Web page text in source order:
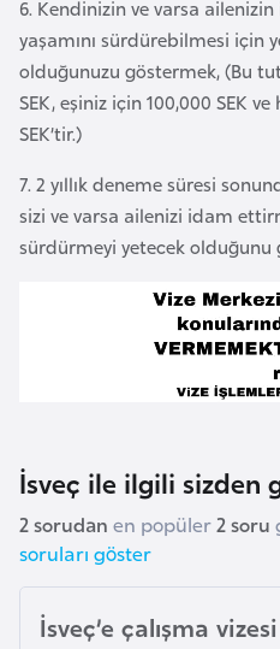
6. Kendinizin ve varsa
yaşamını sürdürebilmesi için
olduğunuzu göstermek, (Bu
SEK, eşiniz için 100,000 SEK
SEK’tir.)
7. 2 yıllık deneme süresi
sizi ve varsa ailenizi idam
sürdürmeyi yetecek olduğunu
İsveç ile ilgili sizden
2 sorudan en popüler2 soru
soruları göster
İsveç’e çalışma vizesi
i
n
B
o
s
n
B
u
l
g
a